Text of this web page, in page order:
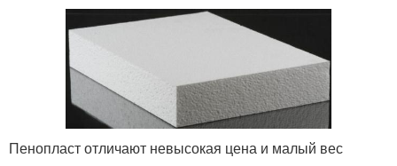
Пенопласт отличают невысокая цена и малый вес